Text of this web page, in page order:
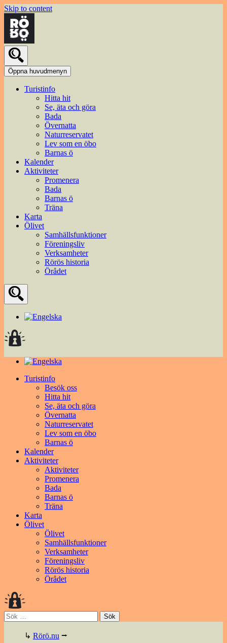
Skip to content
Öppna huvudmenyn
Turistinfo
Hitta hit
Se, äta och göra
Bada
Övernatta
Naturreservatet
Lev som en öbo
Barnas ö
Kalender
Aktiviteter
Promenera
Bada
Barnas ö
Träna
Karta
Ölivet
Samhällsfunktioner
Föreningsliv
Verksamheter
Rörös historia
Örådet
Turistinfo
Besök oss
Hitta hit
Se, äta och göra
Övernatta
Naturreservatet
Lev som en öbo
Barnas ö
Kalender
Aktiviteter
Aktiviteter
Promenera
Bada
Barnas ö
Träna
Karta
Ölivet
Ölivet
Samhällsfunktioner
Verksamheter
Föreningsliv
Rörös historia
Örådet
Sök
efter:
↳ Rörö.nu ⭢